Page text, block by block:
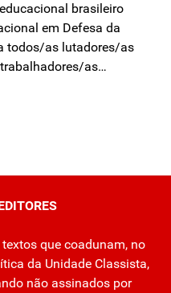
brasileiro
em Defesa da
todos/as lutadores/as
as…
que coadunam, no
da Unidade Classista,
não assinados por